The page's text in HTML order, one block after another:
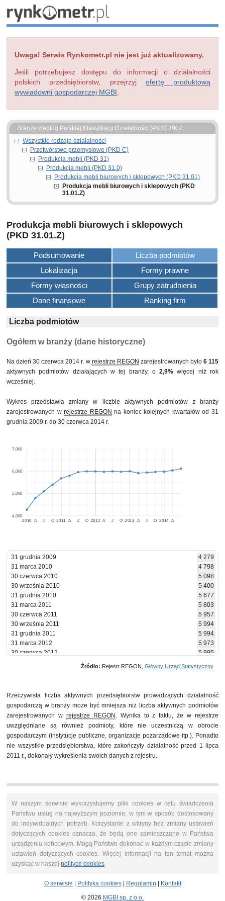
Uwaga! Serwis Rynkometr.pl nie jest już aktualizowany.
Jeśli potrzebujesz dostępu do informacji o działalności
polskich przedsiębiorstw, przejrzyj ofertę produktową
wywiadowni gospodarczej MGBI
Branże według Polskiej Klasyfikacji Działalności (PKD) 2007:
Wszystkie rodzaje działalności
Przetwórstwo przemysłowe (PKD C)
Produkcja mebli (PKD 31)
Produkcja mebli (PKD 31.0)
Produkcja mebli biurowych i sklepowych (PKD 31.01)
Produkcja mebli biurowych i sklepowych (PKD
31.01.Z)
Produkcja mebli biurowych i sklepowych
(PKD 31.01.Z)
Podsumowanie
Liczba podmiotów
Lokalizacja
Formy prawne
Formy własności
Grupy zatrudnienia
Dane finansowe
Ranking firm
Liczba podmiotów
Ogółem w branży (dane historyczne)
Na dzień 30 czerwca 2014 r. w rejestrze REGON zarejestrowanych było 6 115
aktywnych podmiotów działających w tej branży, o2,9% więcej niż rok
wcześniej.
Wykres przedstawia zmiany w liczbie aktywnych podmiotów z branży
zarejestrowanych wrejestrze REGON na koniec kolejnych kwartałów od 31
grudnia 2009 r. do 30 czerwca 2014 r.
2010 2011 2012 2013 2014
A J O A J O A J O A J O A
4,000
5,000
6,000
7,000
31 grudnia 2009
4 279
31 marca 2010
4 798
30 czerwca 2010
5 098
30 września 2010
5 400
31 grudnia 2010
5 677
31 marca 2011
5 803
30 czerwca 2011
5 957
30 września 2011
5 994
31 grudnia 2011
5 994
31 marca 2012
5 973
30 czerwca 2012
5 995
30 września 2013
31 grudnia 2013
31 marca 2014
6 037
30 czerwca 2014
6 115
Źródło: Rejestr REGON, Główny Urząd Statystyczny
Rzeczywista liczba aktywnych przedsiębiorstw prowadzących działalność
gospodarczą w branży może być mniejsza niż liczba aktywnych podmiotów
zarejestrowanych w rejestrze REGON . Wynika to z faktu, że w rejestrze
uwzględniane są również podmioty, które nie uczestniczą w obrocie
gospodarczym (instytucje publiczne, organizacje pozarządowe itp.). Ponadto
nie wszystkie przedsiębiorstwa, które zakończyły działalność przed 1 lipca
2011 r., dokonały wykreślenia swoich danych z rejestru.
W naszym serwisie wykorzystujemy pliki cookies w celu świadczenia
Państwu usług na najwyższym poziomie, w tym w sposób dostosowany
do indywidualnych potrzeb. Korzystanie z witryny bez zmiany ustawień
dotyczących cookies oznacza, że będą one zamieszczane w Państwa
urządzeniu końcowym. Mogą Państwo dokonać w każdym czasie zmiany
ustawień dotyczących cookies. Więcej informacji na ten temat można
uzyskać w naszej polityce cookies.
O serwisie Polityka cookies Regulamin
Kontakt
© 2026 MGBI sp. z o.o.